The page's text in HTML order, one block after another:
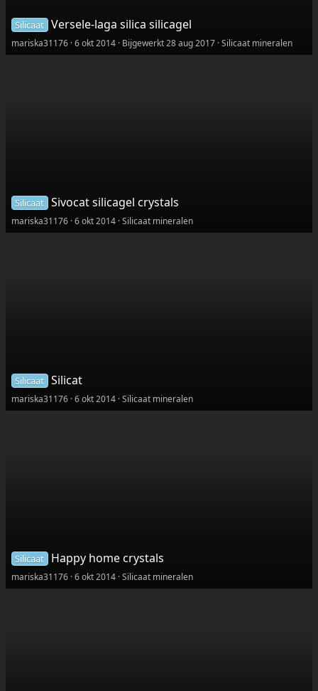
Silicaat Versele-laga silica silicagel
mariska31176 6 okt 2014 Bijgewerkt28 aug 2017 Silicaat mineralen
Silicaat Sivocat silicagel crystals
mariska31176 6 okt 2014 Silicaat mineralen
Silicaat Silicat
mariska31176 6 okt 2014 Silicaat mineralen
Silicaat Happy home crystals
mariska31176 6 okt 2014 Silicaat mineralen